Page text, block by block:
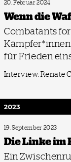
20. Februar 2024
Wenn die
Combatants
Kämpfer*innen
für Frieden
Interview: Renate
2023
19. September 2023
Die Linke im
Ein